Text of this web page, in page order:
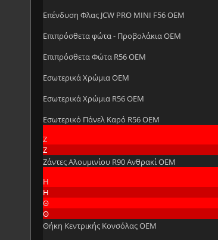
Επένδυση Φλας JCW PRO MINI F56 OEM
Επιπρόσθετα φώτα - Προβολάκια OEM
Επιπρόσθετα Φώτα R56 OEM
Εσωτερικά Χρώμια OEM
Εσωτερικά Χρώμια R56 OEM
Εσωτερικό Πάνελ Καρό R56 OEM
Ζ
Ζ
Ζάντες Αλουμινίου R90 Ανθρακί OEM
Η
Η
Θ
Θ
Θήκη Kεντρικής Kονσόλας OEM